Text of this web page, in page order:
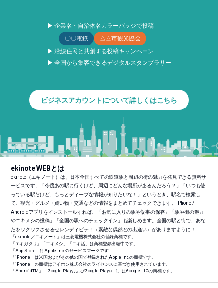
▶ 企業名・自治体名カラーバッジで投稿
〇〇電鉄
△△市観光協会
▶ 沿線住民と共創する投稿キャンペーン
▶ 全国から集客できるデジタルスタンプラリー
ビジネスアカウントについて詳しくはこちら
ekinote WEBとは
ekinote（エキノート）は、日本全国すべての鉄道駅と周辺の街の魅力を発見できる無料サ
ービスです。「今度あの駅に行くけど、周辺にどんな場所があるんだろう？」「いつも使
っている駅だけど、もっとディープな情報が知りたいな！」というとき、駅名で検索し
て、観光・グルメ・買い物・交通などの情報をまとめてチェックできます。iPhone /
Androidアプリをインストールすれば、「お気に入りの駅や記事の保存」「駅や街の魅力
やエキメシの投稿」「全国の駅へのチェックイン」も楽しめます。全国の駅と街で、あな
たをワクワクさせるセレンディピティ（素敵な偶然との出逢い）がありますように！
「ekinote／エキノート」は三菱電機株式会社の登録商標です。
「エキガタリ」「エキメシ」「エキ活」は商標登録出願中です。
「App Store」はApple Inc.のサービスマークです。
「iPhone」は米国およびその他の国で登録されたApple Inc.の商標です。
「iPhone」の商標はアイホン株式会社のライセンスに基づき使用されています。
「AndroidTM 」「Google PlayおよびGoogle Playロゴ」はGoogle LLCの商標です。